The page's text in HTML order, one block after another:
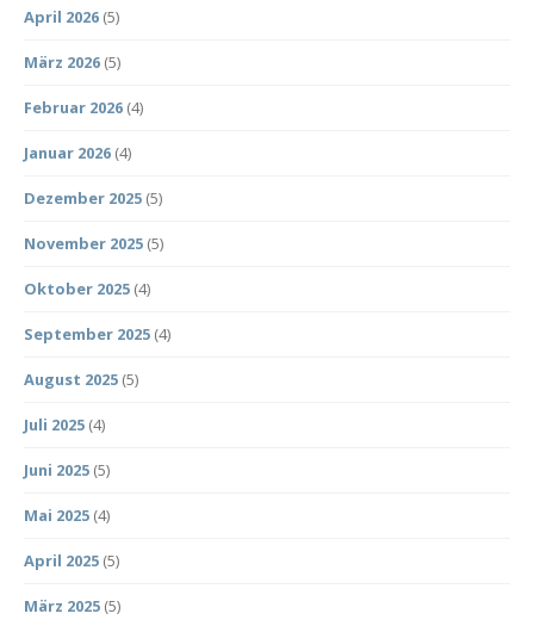
April 2026 (5)
März 2026 (5)
Februar 2026 (4)
Januar 2026 (4)
Dezember 2025 (5)
November 2025 (5)
Oktober 2025 (4)
September 2025 (4)
August 2025 (5)
Juli 2025 (4)
Juni 2025 (5)
Mai 2025 (4)
April 2025 (5)
März 2025 (5)